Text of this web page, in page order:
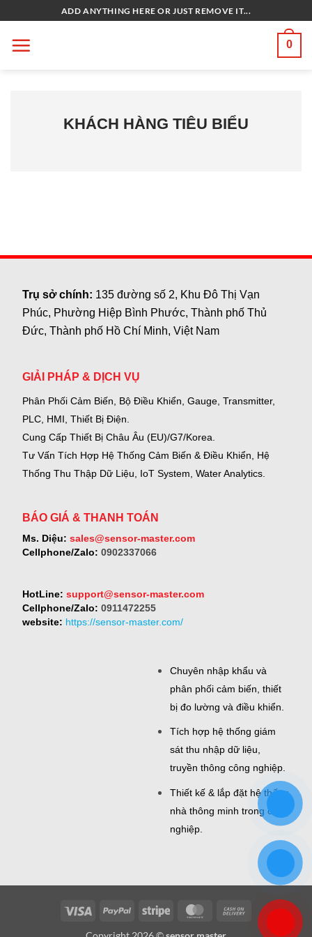
qua
nội
ADD ANYTHING HERE OR JUST REMOVE IT...
0
KHÁCH HÀNG TIÊU BIỂU
Trụ sở chính: 135 đường số 2, Khu Đô Thị Vạn
Phúc, Phường Hiệp Bình Phước, Thành phố Thủ
Đức, Thành phố Hồ Chí Minh, Việt Nam
GIẢI PHÁP & DỊCH VỤ
Phân Phối Cảm Biến, Bộ Điều Khiển, Gauge, Transmitter,
PLC, HMI, Thiết Bị Điện.
Cung Cấp Thiết Bị Châu Âu (EU)/G7/Korea.
Tư Vấn Tích Hợp Hệ Thống Cảm Biến & Điều Khiển, Hệ
Thống Thu Thập Dữ Liệu, IoT System, Water Analytics.
BÁO GIÁ & THANH TOÁN
Ms. Diệu: sales@sensor-master.com
Cellphone/Zalo: 0902337066
HotLine: support@sensor-master.com
Cellphone/Zalo: 0911472255
website: https://sensor-master.com/
Chuyên nhập khẩu và
phân phối cảm biến, thiết
bị đo lường và điều khiển.
Tích hợp hệ thống giám
sát thu nhập dữ liệu,
truyền thông công nghiệp.
Thiết kế & lắp đặt hệ thống
nhà thông minh trong công
nghiệp.
Visa PayPal Stripe MasterCardCash
On